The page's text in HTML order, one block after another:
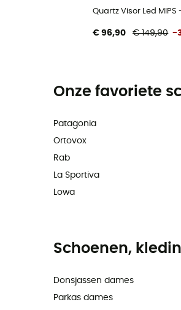
Quartz Visor Led MIPS
€ 96,90 € 149,90 -
Onze favoriete
Patagonia
Ortovox
Rab
La Sportiva
Lowa
Schoenen,
Donsjassen dames
Parkas dames